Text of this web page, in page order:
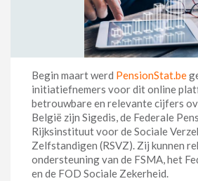
Begin maart werd PensionStat.be
initiatiefnemers voor dit online
betrouwbare en relevante cijfers
België zijn Sigedis, de Federale
Rijksinstituut voor de Sociale
Zelfstandigen (RSVZ). Zij kunnen
ondersteuning van de FSMA, het
en de FOD Sociale Zekerheid.